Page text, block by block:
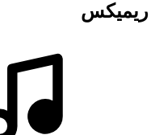
ریمیکس